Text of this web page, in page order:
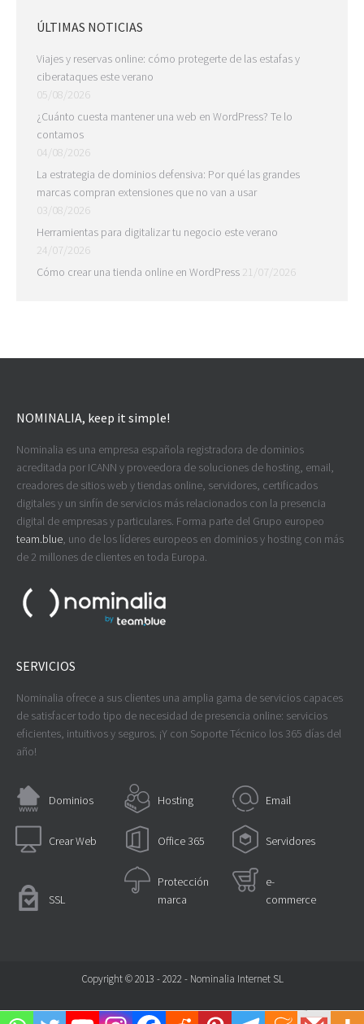
ÚLTIMAS NOTICIAS
Viajes y reservas online: cómo protegerte de las estafas y
ciberataques este verano
05/08/2026
¿Cuánto cuesta mantener una web en WordPress? Te lo
contamos
04/08/2026
La estrategia de dominios defensiva: Por qué las grandes
marcas compran extensiones que no van a usar
03/08/2026
Herramientas para digitalizar tu negocio este verano
24/07/2026
Cómo crear una tienda online en WordPress 21/07/2026
NOMINALIA, keep it simple!
Nominalia es una empresa española registradora de dominios
acreditada por ICANN y proveedora de soluciones de hosting, email,
creadores de sitios web y tiendas online, servidores, certificados
digitales y un sinfín de servicios más relacionados con la presencia
digital de empresas y particulares. Forma parte del Grupo europeo
team.blue, uno de los líderes europeos en dominios y hosting con más
de 2 millones de clientes en toda Europa.
SERVICIOS
Nominalia ofrece a sus clientes una amplia gama de servicios capaces
de satisfacer todo tipo de necesidad de presencia online: servicios
eficientes, intuitivos y seguros. ¡Y con Soporte Técnico los 365 días del
año!
Dominios Hosting Email
Crear Web Office 365 Servidores
SSL
Protección
marca
e-
commerce
Copyright © 2013 - 2022 - Nominalia Internet SL